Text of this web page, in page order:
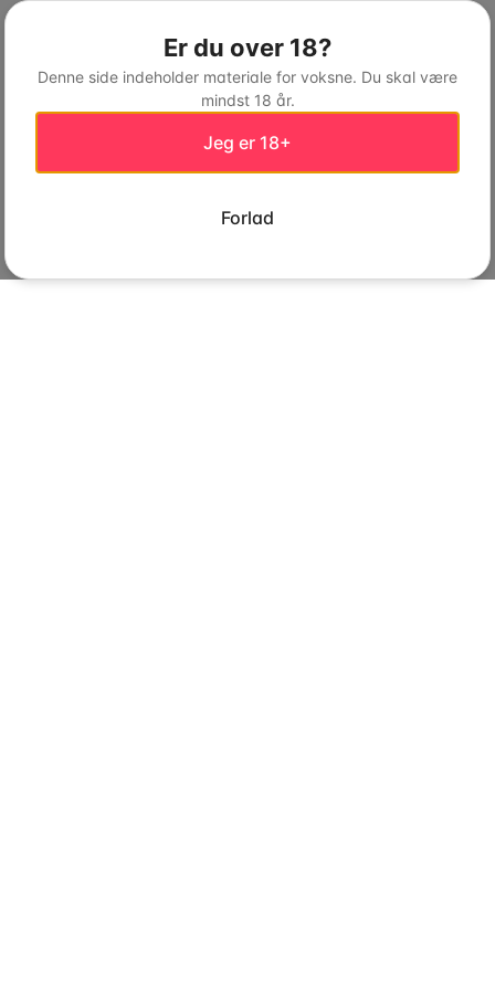
Er du over 18?
Denne side indeholder materiale for voksne. Du skal være
mindst 18 år.
Jeg er 18+
Forlad